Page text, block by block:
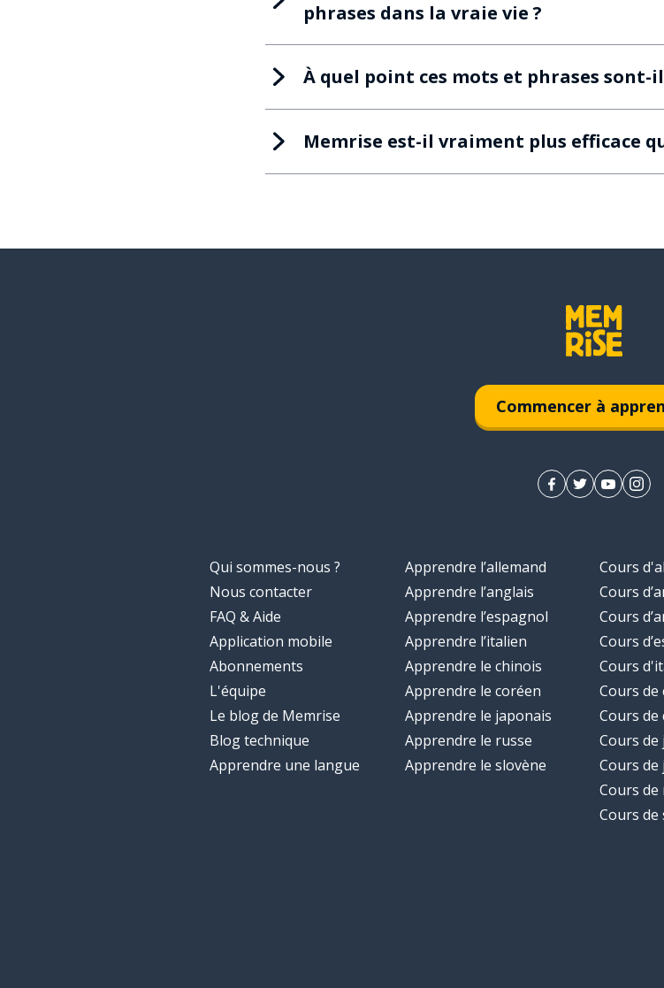
phrases dans la vraie vie ?
À quel point ces mots et phrases sont-
Memrise est-il vraiment plus efficace
Commencer à
Qui sommes-nous ?
Nous contacter
FAQ & Aide
Application mobile
Abonnements
L'équipe
Le blog de Memrise
Blog technique
Apprendre une langue
Apprendre l’allemand
Apprendre l’anglais
Apprendre l’espagnol
Apprendre l’italien
Apprendre le chinois
Apprendre le coréen
Apprendre le japonais
Apprendre le russe
Apprendre le slovène
Cours
Cours
Cours
Cours
Cours
Cours de
Cours de
Cours de
Cours de
Cours de
Cours de